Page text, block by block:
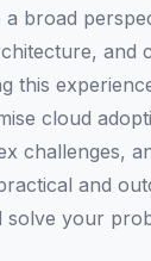
a broad
and
this
cloud
challenges,
and
solve your